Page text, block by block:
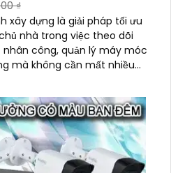
₫
xây dựng là giải pháp tối ưu
nhà trong việc theo dõi
công, quản lý máy móc
mà không cần mất nhiều